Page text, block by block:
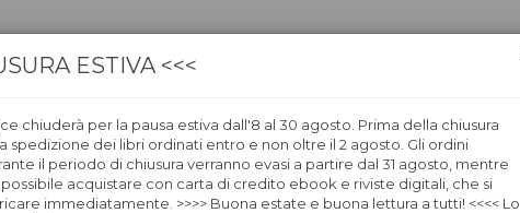
LIBRERIE ÀNCORAWOW
nel sangue
ESTIVA <<<
chiuderà per la pausa estiva dall'8 al 30 agosto. Prima della chiusura
spedizione dei libri ordinati entro e non oltre il 2 agosto. Gli ordini
il periodo di chiusura verranno evasi a partire dal 31 agosto, mentre
acquistare con carta di credito ebook e riviste digitali, che si
immediatamente. >>>> Buona estate e buona lettura a tutti! <<<< Lo